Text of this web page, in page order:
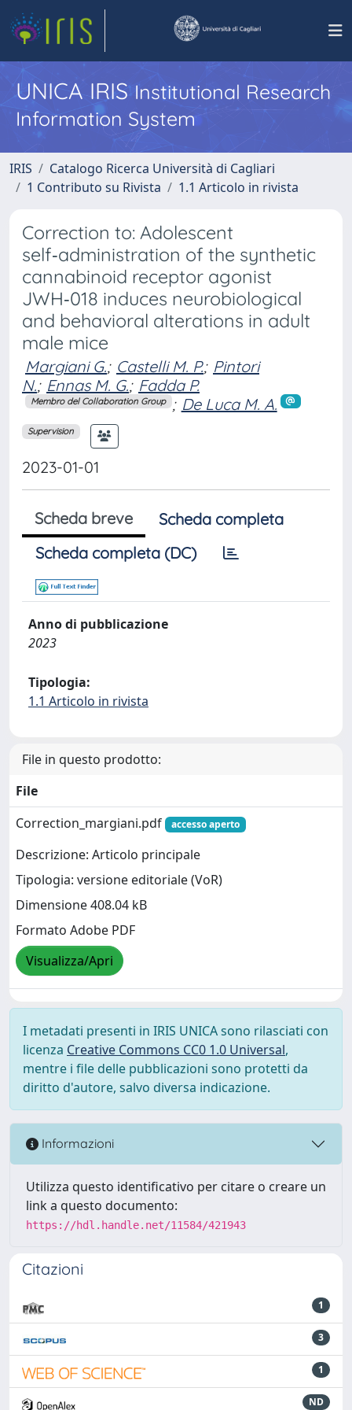
UNICA IRISInstitutional Research
Information System
IRIS
Catalogo Ricerca Università di Cagliari
1 Contributo su Rivista
1.1 Articolo in rivista
Correction to: Adolescent
self‑administration of the synthetic
cannabinoid receptor agonist
JWH‑018 induces neurobiological
and behavioral alterations in adult
male mice
Margiani G.; Castelli M. P.; Pintori
N.; Ennas M. G.; Fadda P.
Membro del Collaboration Group ; De Luca M. A.
Supervision
2023-01-01
Scheda breve
Scheda completa
Scheda completa (DC)
Anno di pubblicazione
2023
Tipologia:
1.1 Articolo in rivista
File in questo prodotto:
File
Correction_margiani.pdf
accesso aperto
Descrizione: Articolo principale
Tipologia: versione editoriale (VoR)
Dimensione 408.04 kB
Formato Adobe PDF
Visualizza/Apri
I metadati presenti in IRIS UNICA sono rilasciati con
licenza Creative Commons CC0 1.0 Universal,
mentre i file delle pubblicazioni sono protetti da
diritto d'autore, salvo diversa indicazione.
Informazioni
Utilizza questo identificativo per citare o creare un
link a questo documento:
https://hdl.handle.net/11584/421943
Citazioni
1
3
1
ND